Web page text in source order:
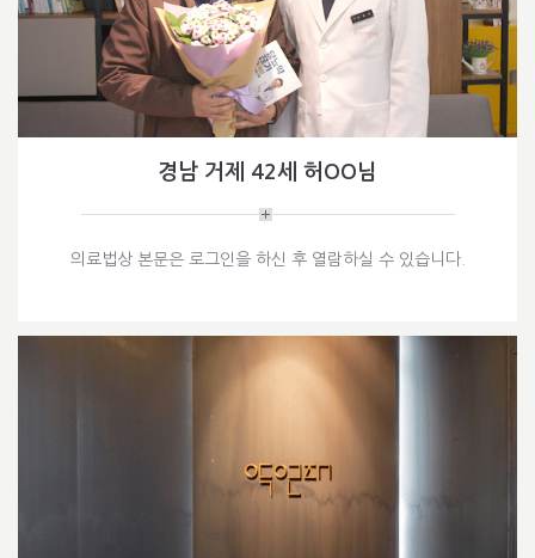
경남 거제 42세 허OO님
의료법상 본문은 로그인을 하신 후 열람하실 수 있습니다.